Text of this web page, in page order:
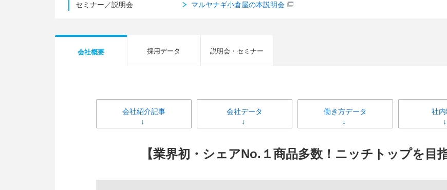
セミナー／説明会 マルヤナギ小倉屋の本説明会
会社概要 採用データ 説明会・セミナー
会社紹介記事 会社データ 働き方データ 社
【業界初・シェアNo.１商品多数！ニッチトップを目